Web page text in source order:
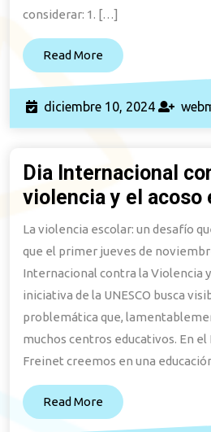
considerar: 1. […]
Read MoreRead
More
diciembre 10, 2024diciembre
10,
Dia Internacional
violencia y el acoso
La violencia escolar: un desafío
que el primer jueves de
Internacional contra la Violencia y
iniciativa de la UNESCO busca
problemática que,
muchos centros educativos. En
Freinet creemos en una
Read MoreRead
More